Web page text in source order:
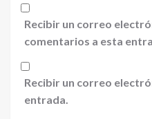
Recibir un correo
comentarios a esta
Recibir un correo
entrada.